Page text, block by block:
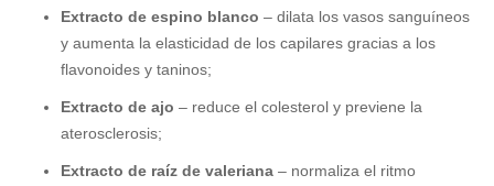
Extracto de espino blanco – dilata los vasos sanguíneos
y aumenta la elasticidad de los capilares gracias a los
flavonoides y taninos;
Extracto de ajo – reduce el colesterol y previene la
aterosclerosis;
Extracto de raíz de valeriana – normaliza el ritmo